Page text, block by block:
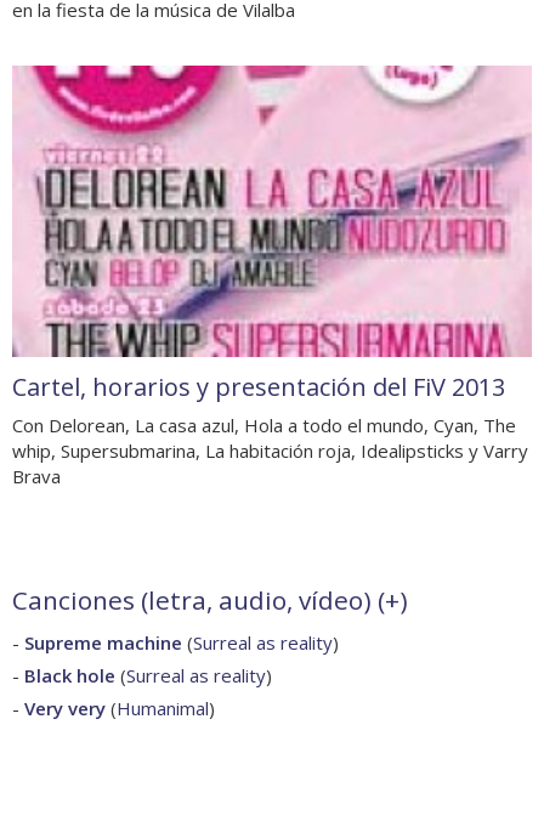
en la fiesta de la música de Vilalba
Cartel, horarios y presentación del FiV 2013
Con Delorean, La casa azul, Hola a todo el mundo, Cyan, The
whip, Supersubmarina, La habitación roja, Idealipsticks y Varry
Brava
Canciones (letra, audio, vídeo) (+)
- Supreme machine (Surreal as reality)
- Black hole (Surreal as reality)
- Very very (Humanimal)